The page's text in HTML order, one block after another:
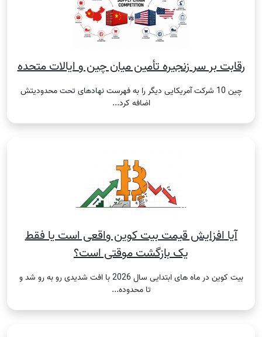
رقابت بر سر زنجیره تأمین میان چین و ایالات متحده
چین 10 شرکت آمریکایی دیگر را به فهرست نهادهای تحت محدودیتش
اضافه کرد...
آیا افزایش قیمت بیت کوین واقعی است یا فقط
یک بازگشت موقتی است؟
بیت کوین در ماه های ابتدایی سال 2026 با افت شدیدی رو به رو شد و
تا محدوده...